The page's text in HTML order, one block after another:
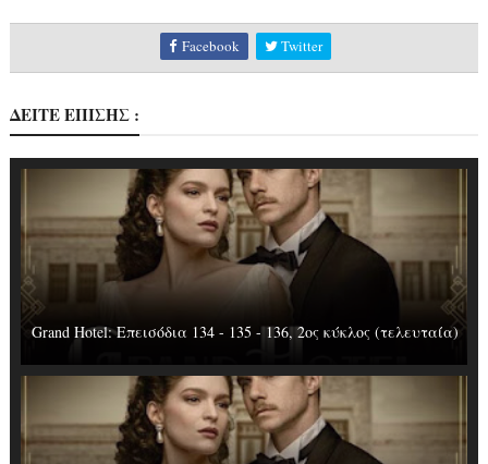
Facebook Twitter
ΔΕΙΤΕ ΕΠΙΣΗΣ :
Grand Hotel: Επεισόδια 134 - 135 - 136, 2ος κύκλος (τελευταία)